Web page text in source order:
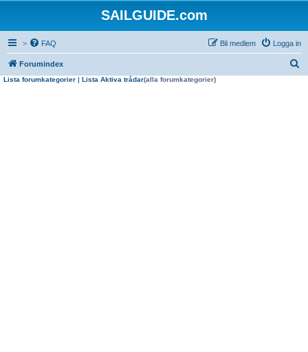
SAILGUIDE.com
> FAQ Logga in
Bli medlem
Forumindex
Lista forumkategorier | Lista Aktiva trådar(alla forumkategorier)